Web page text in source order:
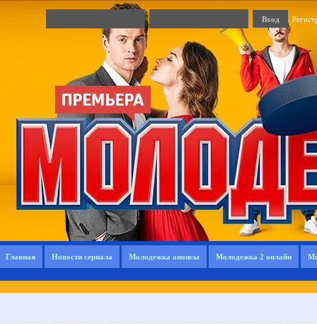
Главная Новости сериала Молодежка анонсы Молодежка 2 онлайн